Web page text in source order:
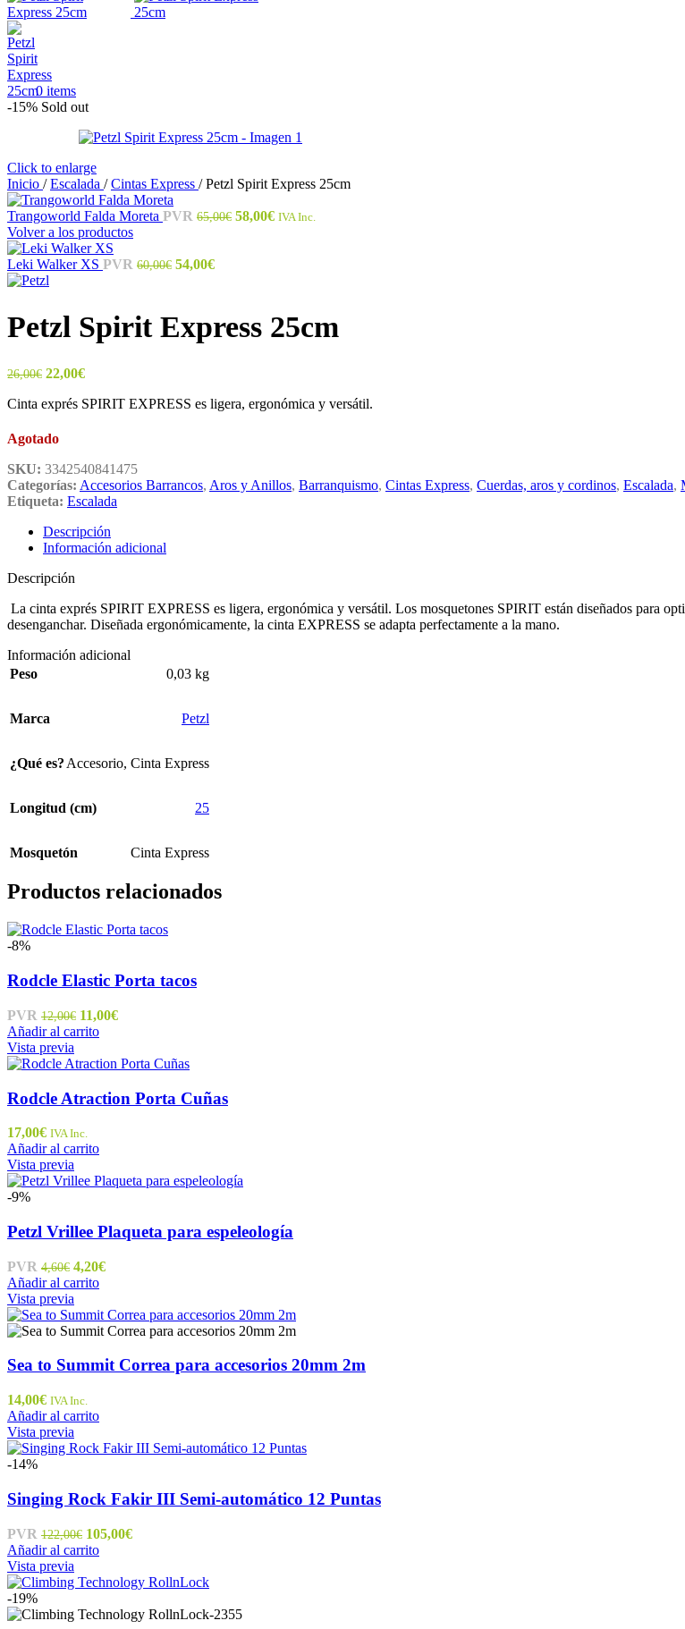
0 items
-15% Sold out
Click to enlarge
Inicio / Escalada / Cintas Express / Petzl Spirit Express 25cm
Trangoworld Falda Moreta PVR 65,00€ El
58,00€El
IVA Inc.
Volver a los productos
Leki Walker XS PVR 60,00€ El
60,00€.
54,00€El
54,00€.
Petzl Spirit Express 25cm
26,00€ El
original
26,00€.
22,00€El
actual
Cinta exprés SPIRIT EXPRESS es ligera, ergonómica y versátil.
Agotado
SKU: 3342540841475
Categorías: Accesorios Barrancos, Aros y Anillos, Barranquismo, Cintas Express, Cuerdas, aros y cordinos, Escalada,
Etiqueta: Escalada
Descripción
Información adicional
Descripción
La cinta exprés SPIRIT EXPRESS es ligera, ergonómica y versátil. Los mosquetones SPIRIT están diseñados para
desenganchar. Diseñada ergonómicamente, la cinta EXPRESS se adapta perfectamente a la mano.
Información adicional
Peso
0,03 kg
Marca Petzl
¿Qué es? Accesorio, Cinta Express
Longitud (cm) 25
Mosquetón Cinta Express
Productos relacionados
-8%
Rodcle Elastic Porta tacos
PVR 12,00€ El
precio
era:
11,00€El
es:
Añadir al carrito
Vista previa
Rodcle Atraction Porta Cuñas
17,00€ IVA Inc.
Añadir al carrito
Vista previa
-9%
Petzl Vrillee Plaqueta para espeleología
PVR 4,60€ El
precio
original
era:
4,60€.
4,20€El
es:
4,20€.
Añadir al carrito
Vista previa
Sea to Summit Correa para accesorios 20mm 2m
14,00€ IVA Inc.
Añadir al carrito
Vista previa
-14%
Singing Rock Fakir III Semi-automático 12 Puntas
PVR 122,00€ El
precio
era:
105,00€El
es:
Añadir al carrito
Vista previa
-19%